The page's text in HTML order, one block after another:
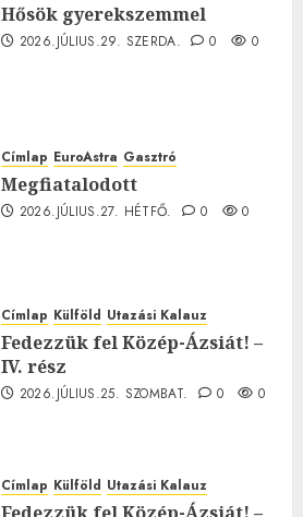
Hősök gyerekszemmel
2026.JÚLIUS.29. SZERDA. 0 0
Címlap EuroAstra Gasztró
Megfiatalodott
2026.JÚLIUS.27. HÉTFŐ. 0 0
Címlap Külföld Utazási Kalauz
Fedezzük fel Közép-Ázsiát! –
IV. rész
2026.JÚLIUS.25. SZOMBAT. 0 0
Címlap Külföld Utazási Kalauz